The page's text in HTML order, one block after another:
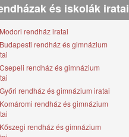
és iskolák iratai
rendház iratai
rendház és gimnázium
rendház és gimnázium
rendház és gimnázium iratai
rendház és gimnázium
rendház és gimnázium